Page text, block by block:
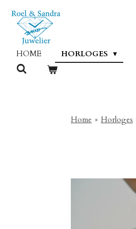
Ga
direct
hoofdinhoud
HOME HORLOGES
Home » Horloges